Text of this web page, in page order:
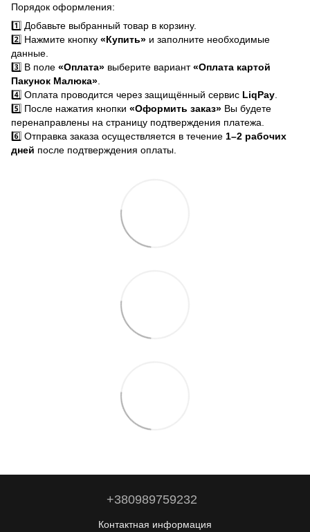
Порядок оформления:
1️⃣ Добавьте выбранный товар в корзину.
2️⃣ Нажмите кнопку «Купить» и заполните необходимые
данные.
3️⃣ В поле «Оплата» выберите вариант«Оплата картой
Пакунок Малюка»
4️⃣ Оплата проводится через защищённый сервис LiqPay
5️⃣ После нажатия кнопки «Оформить заказ» Вы будете
перенаправлены на страницу подтверждения платежа.
6️⃣ Отправка заказа осуществляется в течение 1–2 рабочих
дней после подтверждения оплаты.
+380989759232
Контактная информация